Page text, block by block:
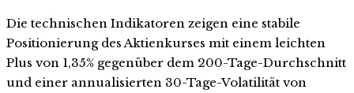
Die technischen Indikatoren zeigen eine stabile
Positionierung des Aktienkurses mit einem leichten
Plus von 1,35% gegenüber dem 200-Tage-Durchschnitt
und einer annualisierten 30-Tage-Volatilität von